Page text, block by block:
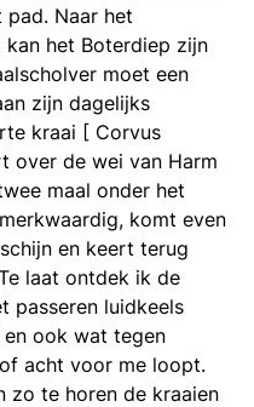
Naar het
het Boterdiep zijn
moet een
zijn dagelijks
kraai [ Corvus
over de wei van Harm
maal onder het
komt even
en keert terug
laat ontdek ik de
passeren luidkeels
en ook wat tegen
acht voor me loopt.
zo te horen de kraaien